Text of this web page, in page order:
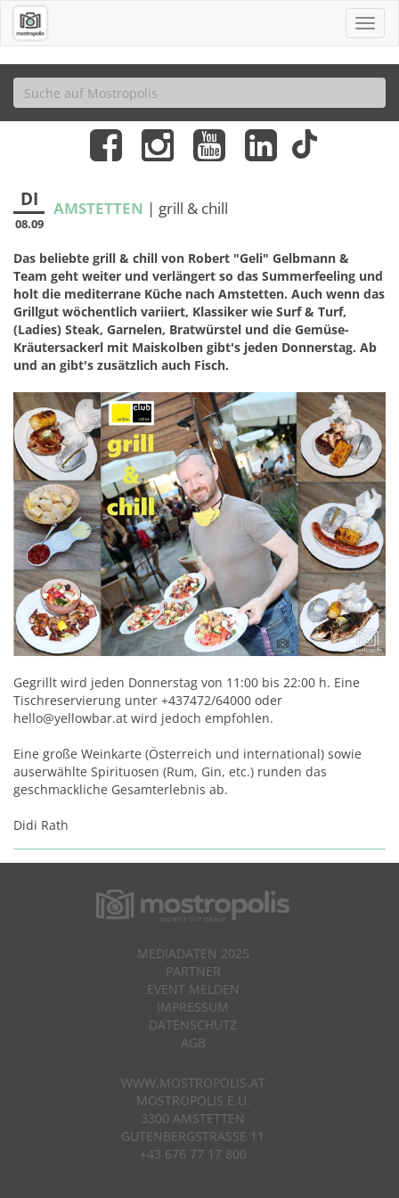
DI
08.09
AMSTETTEN | grill & chill
Das beliebte grill & chill von Robert "Geli" Gelbmann &
Team geht weiter und verlängert so das Summerfeeling und
holt die mediterrane Küche nach Amstetten. Auch wenn das
Grillgut wöchentlich variiert, Klassiker wie Surf & Turf,
(Ladies) Steak, Garnelen, Bratwürstel und die Gemüse-
Kräutersackerl mit Maiskolben gibt's jeden Donnerstag. Ab
und an gibt's zusätzlich auch Fisch.
Gegrillt wird jeden Donnerstag von 11:00 bis 22:00 h. Eine
Tischreservierung unter +437472/64000 oder
hello@yellowbar.at wird jedoch empfohlen.
Eine große Weinkarte (Österreich und international) sowie
auserwählte Spirituosen (Rum, Gin, etc.) runden das
geschmackliche Gesamterlebnis ab.
Didi Rath
MEDIADATEN 2025
PARTNER
EVENT MELDEN
IMPRESSUM
DATENSCHUTZ
AGB
WWW.MOSTROPOLIS.AT
MOSTROPOLIS E.U.
3300 AMSTETTEN
GUTENBERGSTRASSE 11
+43 676 77 17 800